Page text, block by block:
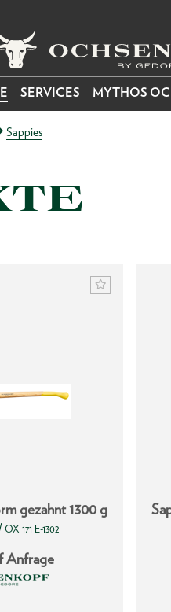
SERVICES MYTHOS
Sappies
gezahnt 1300 g
OX 171 E-1302
Anfrage